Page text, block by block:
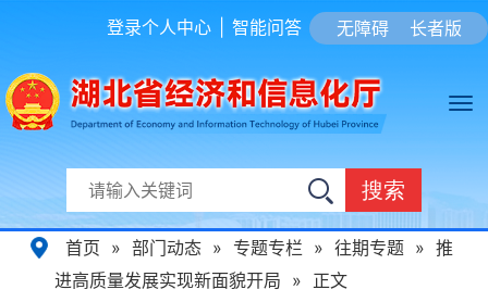
无障碍 长者版
登录个人中心 智能问答
搜索
首页 » 部门动态 » 专题专栏 » 往期专题 » 推
进高质量发展实现新面貌开局 » 正文